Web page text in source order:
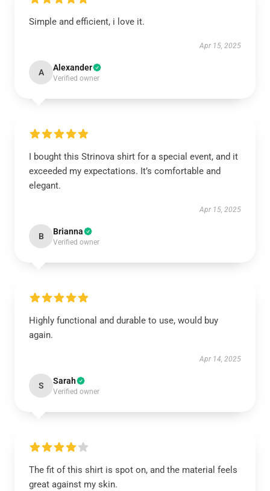
Simple and efficient, i love it.
Apr 15, 2025
A Alexander
Verified owner
I bought this Strinova shirt for a special event, and it
exceeded my expectations. It’s comfortable and
elegant.
Apr 15, 2025
B Brianna
Verified owner
Highly functional and durable to use, would buy
again.
Apr 14, 2025
S Sarah
Verified owner
The fit of this shirt is spot on, and the material feels
great against my skin.